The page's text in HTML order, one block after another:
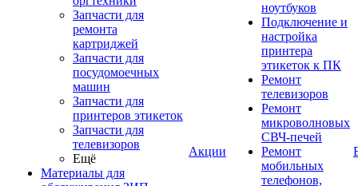
Запчасти для
ремонта
картриджей
Запчасти для
посудомоечных
машин
Запчасти для
принтеров этикеток
Запчасти для
телевизоров
Ещё
Материалы для
Акции
ноутбуков
Подключение и
настройка
принтера
этикеток к ПК
Ремонт
телевизоров
Ремонт
микроволновых
СВЧ-печей
Ремонт
мобильных
телефонов,